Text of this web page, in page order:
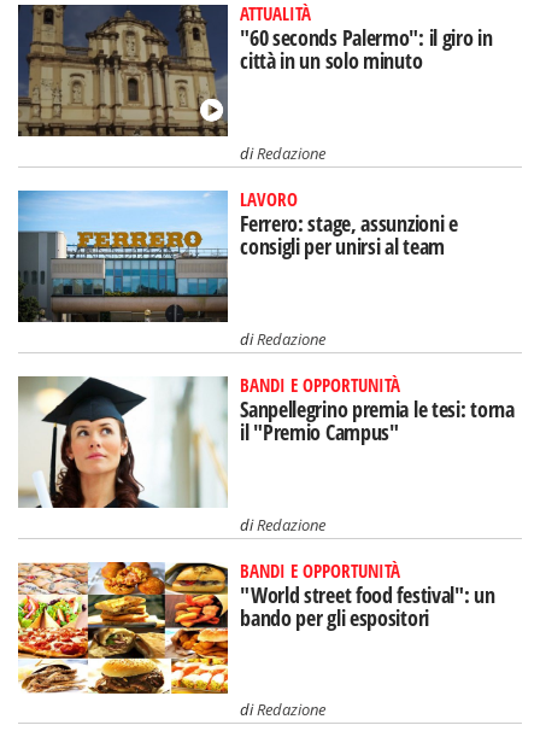
ATTUALITÀ
"60 seconds Palermo": il giro in
città in un solo minuto
diRedazione
LAVORO
Ferrero: stage, assunzioni e
consigli per unirsi al team
diRedazione
BANDI E OPPORTUNITÀ
Sanpellegrino premia le tesi: torna
il "Premio Campus"
diRedazione
BANDI E OPPORTUNITÀ
"World street food festival": un
bando per gli espositori
diRedazione